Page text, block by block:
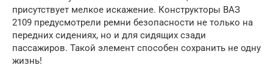
присутствует мелкое искажение. Конструкторы ВАЗ
2109 предусмотрели ремни безопасности не только на
передних сидениях, но и для сидящих сзади
пассажиров. Такой элемент способен сохранить не одну
жизнь!